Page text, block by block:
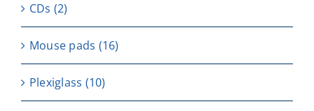
CDs (2)
Μouse pads (16)
Plexiglass (10)